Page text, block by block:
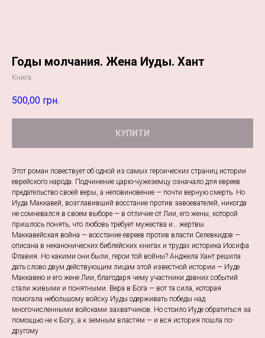
Годы молчания. Жена Иуды. Хант
Книга
500,00 грн.
КУПИТИ
Этот роман повествует об одной из самых героических страниц истории
еврейского народа. Подчинение царю-чужеземцу означало для евреев
предательство своей веры, а неповиновение — почти верную смерть. Но
Иуда Маккавей, возглавивший восстание против завоевателей, никогда
не сомневался в своем выборе — в отличие от Лии, его жены, которой
пришлось понять, что любовь требует мужества и… жертвы.
Маккавейская война — восстание евреев против власти Селевкидов —
описана в неканонических библейских книгах и трудах историка Иосифа
Флавия. Но какими они были, герои той войны? Анджела Хант решила
дать слово двум действующим лицам этой известной истории — Иуде
Маккавею и его жене Лии, благодаря чему участники давних событий
стали живыми и понятными. Вера в Бога — вот та сила, которая
помогала небольшому войску Иуды одерживать победы над
многочисленными войсками захватчиков. Но стоило Иуде обратиться за
помощью не к Богу, а к земным властям — и вся история пошла по-
другому